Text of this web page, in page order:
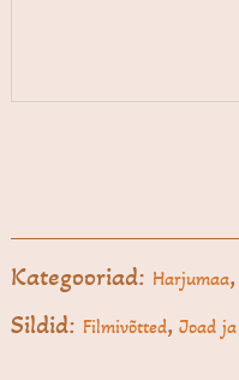
Kategooriad: Harjumaa,
Sildid:Filmivõtted,Joad